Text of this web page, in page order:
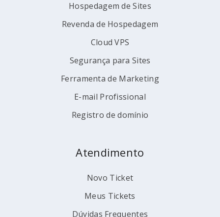
Hospedagem de Sites
Revenda de Hospedagem
Cloud VPS
Segurança para Sites
Ferramenta de Marketing
E-mail Profissional
Registro de domínio
Atendimento
Novo Ticket
Meus Tickets
Dúvidas Frequentes